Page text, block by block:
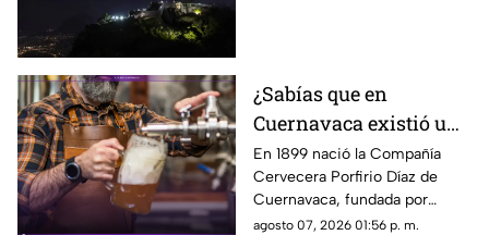
¿Sabías que en
Cuernavaca existió una
enorme fábrica de
cerveza hace más de
120 años?
En 1899 nació la Compañía
Cervecera Porfirio Díaz de
Cuernavaca, fundada por
empresarios alemanes y
agosto 07, 2026 01:56 p. m.